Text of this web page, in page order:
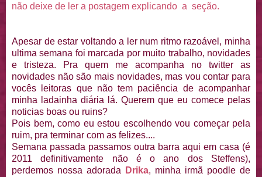
não deixe de ler a postagem explicando a seção.
Apesar de estar voltando a ler num ritmo razoável, minha
ultima semana foi marcada por muito trabalho, novidades
e tristeza. Pra quem me acompanha no twitter as
novidades não são mais novidades, mas vou contar para
vocês leitoras que não tem paciência de acompanhar
minha ladainha diária lá. Querem que eu comece pelas
noticias boas ou ruins?
Pois bem, como eu estou escolhendo vou começar pela
ruim, pra terminar com as felizes....
Semana passada passamos outra barra aqui em casa (é
2011 definitivamente não é o ano dos Steffens),
perdemos nossa adorada
Drika, minha irmã poodle de